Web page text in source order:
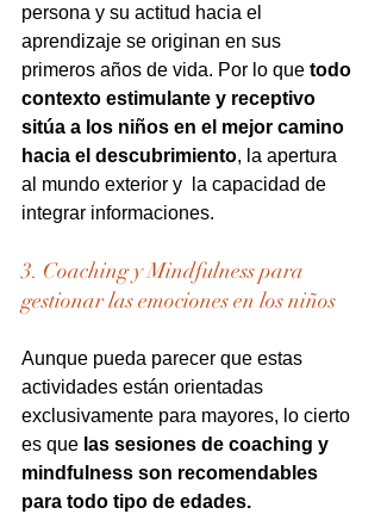
persona y su actitud hacia el
aprendizaje se originan en sus
primeros años de vida. Por lo que todo
contexto estimulante y receptivo
sitúa a los niños en el mejor camino
hacia el descubrimiento, la apertura
al mundo exterior y  la capacidad de
integrar informaciones.
3. Coaching y Mindfulness para
gestionar las emociones en los niños
Aunque pueda parecer que estas
actividades están orientadas
exclusivamente para mayores, lo cierto
es que las sesiones de coaching y
mindfulness son recomendables
para todo tipo de edades.